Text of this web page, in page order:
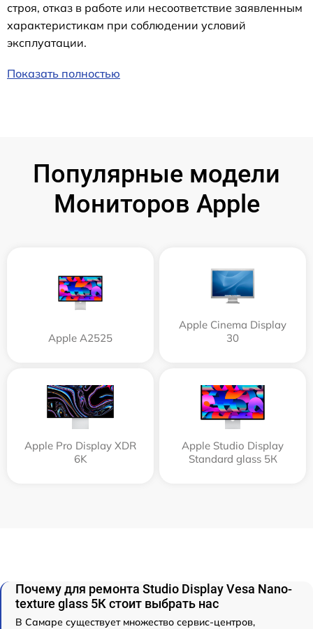
строя, отказ в работе или несоответствие заявленным
характеристикам при соблюдении условий
эксплуатации.
Показать полностью
Популярные модели
Мониторов Apple
Apple А2525
Apple Cinema Display
30
Apple Pro Display XDR
6K
Apple Studio Display
Standard glass 5К
Почему для ремонта Studio Display Vesa Nano-
texture glass 5К стоит выбрать нас
В Самаре существует множество сервис-центров,